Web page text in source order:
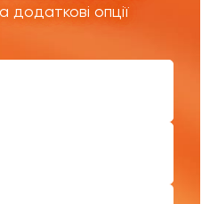
додаткові опції